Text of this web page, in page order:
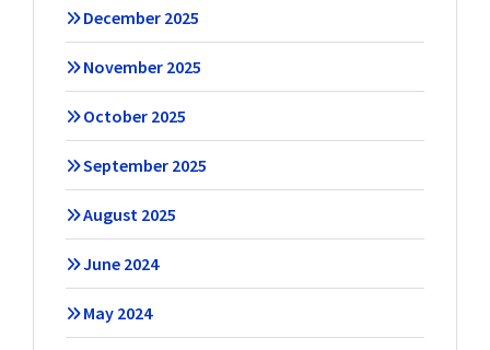
December 2025
November 2025
October 2025
September 2025
August 2025
June 2024
May 2024